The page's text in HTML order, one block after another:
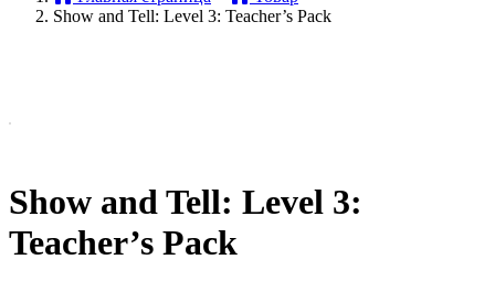
Show and Tell: Level 3: Teacher’s Pack
Show and Tell: Level 3:
Teacher’s Pack